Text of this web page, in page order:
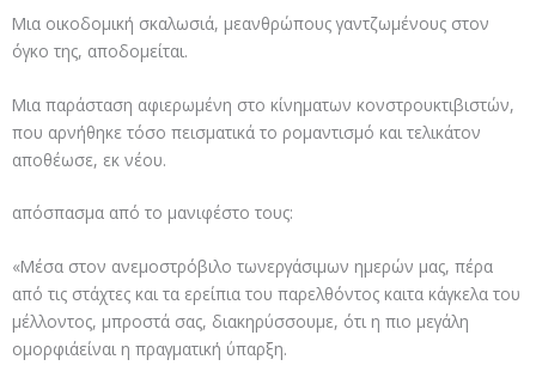
Μια οικοδομική σκαλωσιά, μεανθρώπους γαντζωμένους στον
όγκο της, αποδομείται.
Μια παράσταση αφιερωμένη στο κίνηματων κονστρουκτιβιστών,
που αρνήθηκε τόσο πεισματικά το ρομαντισμό και τελικάτον
αποθέωσε, εκ νέου.
απόσπασμα από το μανιφέστο τους:
«Μέσα στον ανεμοστρόβιλο τωνεργάσιμων ημερών μας, πέρα
από τις στάχτες και τα ερείπια του παρελθόντος καιτα κάγκελα του
μέλλοντος, μπροστά σας, διακηρύσσουμε, ότι η πιο μεγάλη
ομορφιάείναι η πραγματική ύπαρξη.